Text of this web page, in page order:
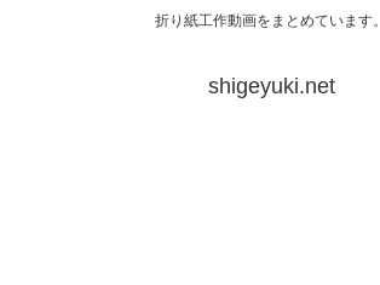
折り紙工作動画をまとめています。
shigeyuki.net